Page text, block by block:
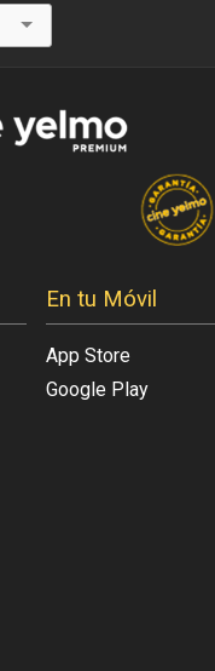
En tu Móvil
App Store
Google Play